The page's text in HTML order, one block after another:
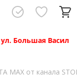
MAX от канала